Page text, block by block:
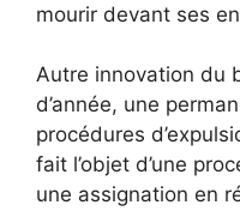
mourir devant ses
Autre innovation du
d’année, une
procédures
fait l’objet d’une
une assignation en